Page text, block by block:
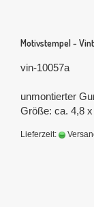
Motivstempel -
vin-10057a
unmontierter
Größe: ca. 4,8
Lieferzeit: